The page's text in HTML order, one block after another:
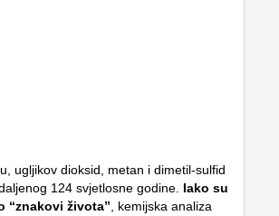
ugljikov dioksid, metan i dimetil-sulfid
124 svjetlosne godine. Iako su
“znakovi života”, kemijska analiza